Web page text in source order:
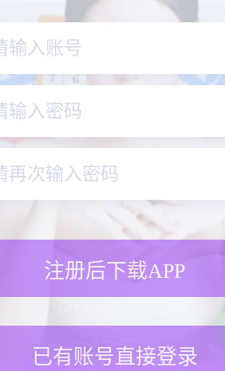
注册后下载APP
已有账号直接登录